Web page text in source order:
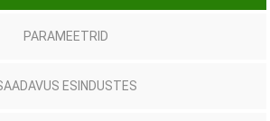
PARAMEETRID
ESINDUSTES